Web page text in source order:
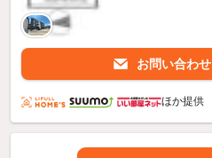
お問い合わせ
ほか提供